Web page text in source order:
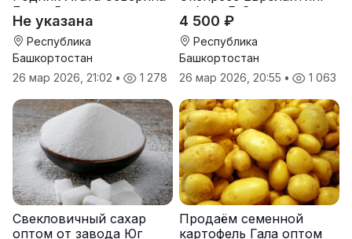
Берта Вилора
Прохладненский Дарина
Росс Машук Катерина
Не указана
Республика
Башкортостан
26 мар 2026, 21:02 • 1 278
гибрид F-G+
4 500 ₽
Республика
Башкортостан
26 мар 2026, 20:55 • 1 063
Свекловичный сахар
оптом от завода Юг
Продаём семенной
картофель Гала оптом